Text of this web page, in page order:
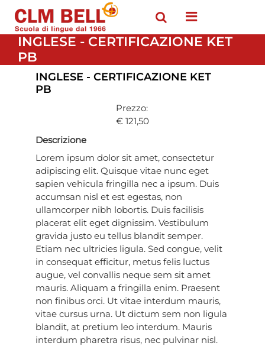
Open menu
INGLESE - CERTIFICAZIONE KET
PB
INGLESE - CERTIFICAZIONE KET
PB
Prezzo:
€ 121,50
Descrizione
Lorem ipsum dolor sit amet, consectetur
adipiscing elit. Quisque vitae nunc eget
sapien vehicula fringilla nec a ipsum. Duis
accumsan nisl et est egestas, non
ullamcorper nibh lobortis. Duis facilisis
placerat elit eget dignissim. Vestibulum
gravida justo eu tellus blandit semper.
Etiam nec ultricies ligula. Sed congue, velit
in consequat efficitur, metus felis luctus
augue, vel convallis neque sem sit amet
mauris. Aliquam a fringilla enim. Praesent
non finibus orci. Ut vitae interdum mauris,
vitae cursus urna. Ut dictum sem non ligula
blandit, at pretium leo interdum. Mauris
interdum pharetra risus, nec pulvinar nisl.